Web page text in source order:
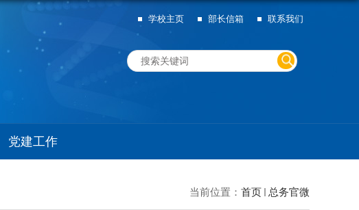
学校主页 部长信箱 联系我们
党建工作
当前位置： 首页 总务官微